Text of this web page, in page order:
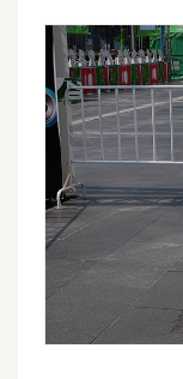
r
i
p
U
I
/
U